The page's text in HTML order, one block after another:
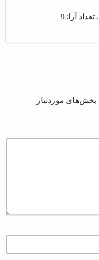
9
بخش‌های موردنیاز